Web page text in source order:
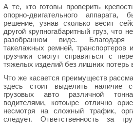
А те, кто готовы проверить
опорно-двигательного аппарата,
решение, узнав сколько весит
другой крупногабаритный груз, что
разобранном виде. Благодаря
такелажных ремней, транспортеров
грузчики смогут справиться с
тяжелых изделий без лишних потерь
Что же касается преимуществ
здесь стоит выделить наличие
грузовых авто различной
водителями, котоыре отлично
несмотря на сложный трафик,
следует. Ответственность за